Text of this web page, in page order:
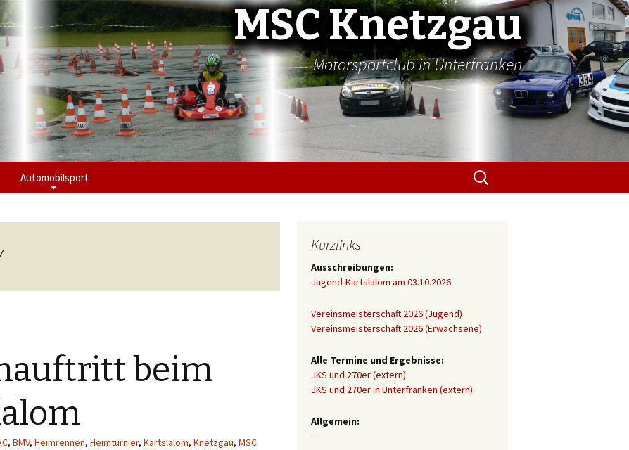
MSC Knetzgau
Motorsportclub in Unterfranken
Automobilsport
Suchen
nach:
beim
, BMV, Heimrennen, Heimturnier, Kartslalom, Knetzgau, MSC
Kurzlinks
Ausschreibungen:
Jugend-Kartslalom am 03.10.2026
Vereinsmeisterschaft 2026 (Jugend)
Vereinsmeisterschaft 2026 (Erwachsene)
Alle Termine und Ergebnisse:
JKS und 270er (extern)
JKS und 270er in Unterfranken (extern)
Allgemein:
--